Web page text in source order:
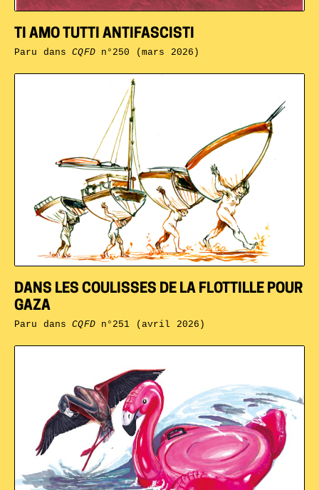
DANS LES COULISSES DE LA FLOTTILLE POUR
GAZA
Paru dansCQFDn°251 (avril 2026)
TI AMO TUTTI ANTIFASCISTI
Paru dansCQFDn°250 (mars 2026)